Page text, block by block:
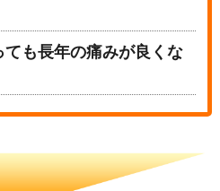
も長年の痛みが良くな